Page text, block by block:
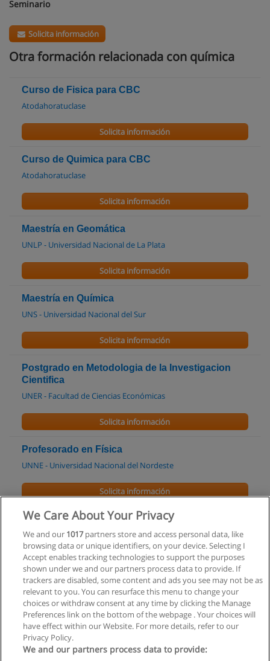
Seminario
Solicita información
Otra formación relacionada con química
Curso de Fisica para CBC
Atodahoratuclase
Solicita información
Curso de Quimica para CBC
Atodahoratuclase
Solicita información
Maestría en Geomática
UNLP - Universidad Nacional de La Plata
Solicita información
Maestría en Química
UNS - Universidad Nacional del Sur
Solicita información
Postgrado en Metodologia de la Investigacion
Cientifica
UNER - Facultad de Ciencias Económicas
Solicita información
Profesorado en Física
UNNE - Universidad Nacional del Nordeste
Solicita información
Profesorado en Ciencias Químicas y del
Ambiente
UNNE - Universidad Nacional del Nordeste
Solicita información
We Care About Your Privacy
We and our 1017partners store and access personal data, like
browsing data or unique identifiers, on your device. Selecting I
Accept enables tracking technologies to support the purposes
shown under we and our partners process data to provide. If
trackers are disabled, some content and ads you see may not be as
relevant to you. You can resurface this menu to change your
choices or withdraw consent at any time by clicking the Manage
Preferences link on the bottom of the webpage . Your choices will
have effect within our Website. For more details, refer to our
Privacy Policy.
We and our partners process data to provide: